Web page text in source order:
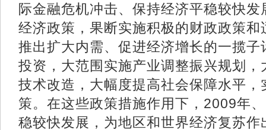
际金融危机冲击、保持经济平稳较快
经济政策，果断实施积极的财政政策
推出扩大内需、促进经济增长的一揽
投资，大范围实施产业调整振兴规划
技术改造，大幅度提高社会保障水平
策。在这些政策措施作用下，2009年
稳较快发展，为地区和世界经济复苏作